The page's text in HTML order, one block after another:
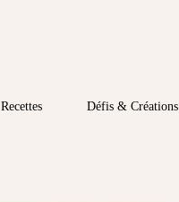
Recettes Défis & Créations